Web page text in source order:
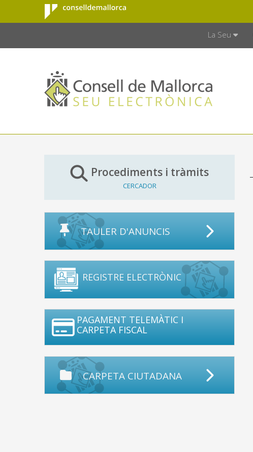
Salta al contingut principal
Consell de
Mallorca
La Seu
Procediments i tràmits
CERCADOR
TAULER D'ANUNCIS
REGISTRE ELECTRÒNIC
PAGAMENT TELEMÀTIC I
CARPETA FISCAL
CARPETA CIUTADANA